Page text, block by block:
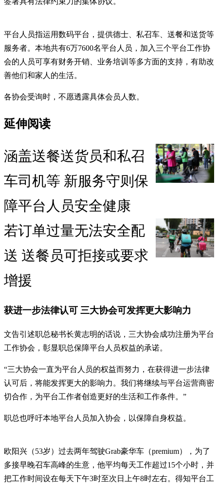
平台人员指运用数码平台，提供德士、私召车、送餐和送货等
服务者。本地共有6万7600名平台人员，加入三个平台工作协
会的人员可享有财务开销、业务培训等多方面的支持，有助改
善他们和家人的生活。
各协会受询时，不愿透露具体会员人数。
延伸阅读
涵盖送餐送货员和私召
车司机等 新服务守则保
障平台人员安全健康
若订单过量无法安全配
送 送餐员可拒接或要求
增援
获进一步法律认可 三大协会可发挥更大影响力
文告引述职总秘书长黄志明的话说，三大协会成功注册为平台
工作协会，彰显职总保障平台人员权益的承诺。
“三大协会一直为平台人员的权益而努力，在获得进一步法律
认可后，将能发挥更大的影响力。我们将继续与平台运营商密
切合作，为平台工作者创造更好的生活和工作条件。”
职总也呼吁本地平台人员加入协会，以保障自身权益。
欧阳兴（53岁）过去两年驾驶Grab豪华车（premium），为了
多接早晚召车高峰的生意，他平均每天工作超过15个小时，并
把工作时间设在每天下午3时至次日上午8时左右。得知平台工